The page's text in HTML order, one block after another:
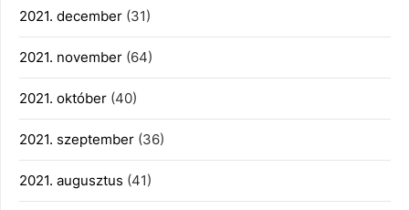
2021. december (31)
2021. november (64)
2021. október (40)
2021. szeptember (36)
2021. augusztus (41)